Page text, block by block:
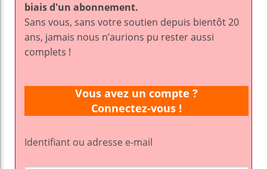
biais d'un abonnement.
Sans vous, sans votre soutien depuis bientôt 20
ans, jamais nous n’aurions pu rester aussi
complets !
Vous avez un compte ?
Connectez-vous !
Identifiant ou adresse e-mail